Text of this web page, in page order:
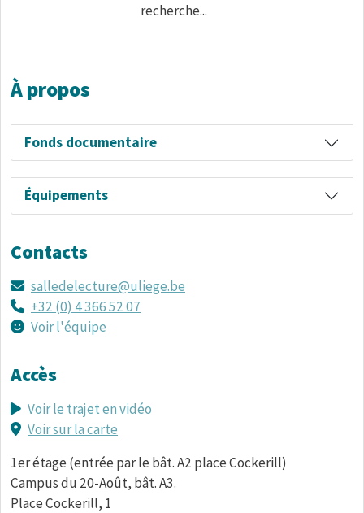
recherche...
À propos
Fonds documentaire
Équipements
Contacts
salledelecture@uliege.be
+32 (0) 4 366 52 07
Voir l'équipe
Accès
Voir le trajet en vidéo
Voir sur la carte
1er étage (entrée par le bât. A2 place Cockerill)
Campus du 20-Août, bât. A3.
Place Cockerill, 1